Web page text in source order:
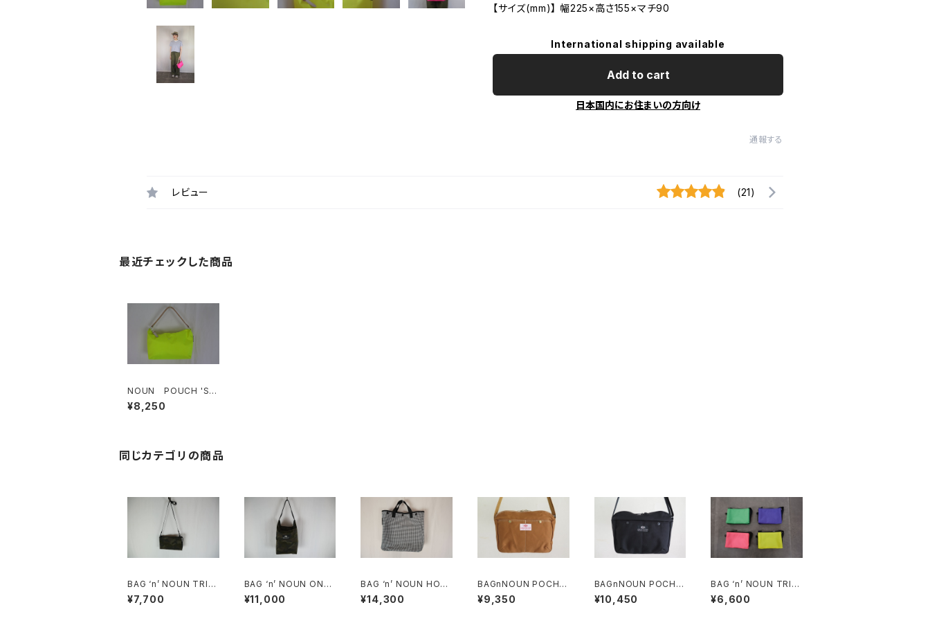
【サイズ(mm)】 幅225×高さ155×マチ90
International shipping available
Add to cart
日本国内にお住まいの方向け
通報する
レビュー (21)
最近チェックした商品
NOUN POUCH 'SH
ORT/MNT'
¥8,250
同じカテゴリの商品
BAG ‘n’ NOUN TRIO
'L/CAMO'
¥7,700
BAG ‘n’ NOUN ONE
SHOULDER CAMO
¥11,000
BAG ‘n’ NOUN HOM
ES 'HOUNDSTOOT
H/S'
¥14,300
BAGnNOUN POCHE
TTE “GOLD”
¥9,350
BAGnNOUN POCHE
TTE “BLACK”
¥10,450
BAG ‘n’ NOUN TRIO
'MONTANA/S'
¥6,600